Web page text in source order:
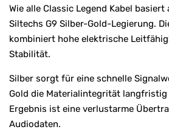
Wie alle Classic Legend Kabel
Siltechs G9 Silber-Gold-Legierung.
kombiniert hohe elektrische
Stabilität.
Silber sorgt für eine schnelle
Gold die Materialintegrität
Ergebnis ist eine verlustarme
Audiodaten.